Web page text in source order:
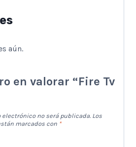
aún.
en valorar “Fire Tv
electrónico no será publicada. Los
marcados con *